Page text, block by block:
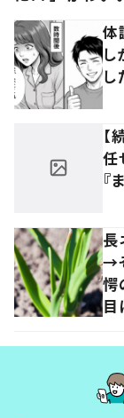
体
し
し
【
任
『
長
→
愕
目